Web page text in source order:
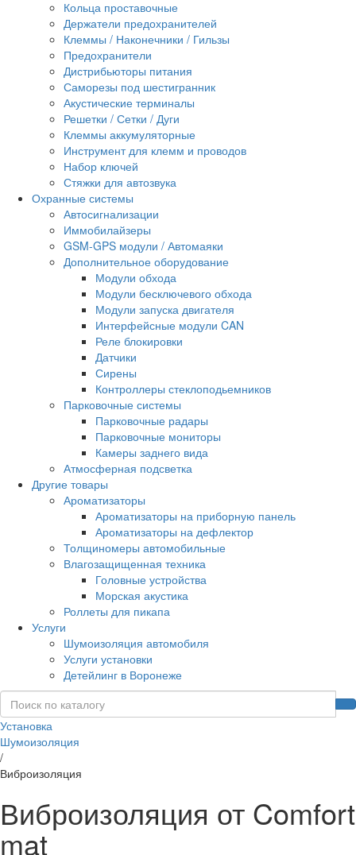
Кольца проставочные
Держатели предохранителей
Клеммы / Наконечники / Гильзы
Предохранители
Дистрибьюторы питания
Саморезы под шестигранник
Акустические терминалы
Решетки / Сетки / Дуги
Клеммы аккумуляторные
Инструмент для клемм и проводов
Набор ключей
Стяжки для автозвука
Охранные системы
Автосигнализации
Иммобилайзеры
GSM-GPS модули / Автомаяки
Дополнительное оборудование
Модули обхода
Модули бесключевого обхода
Модули запуска двигателя
Интерфейсные модули CAN
Реле блокировки
Датчики
Сирены
Контроллеры стеклоподьемников
Парковочные системы
Парковочные радары
Парковочные мониторы
Камеры заднего вида
Атмосферная подсветка
Другие товары
Ароматизаторы
Ароматизаторы на приборную панель
Ароматизаторы на дефлектор
Толщиномеры автомобильные
Влагозащищенная техника
Головные устройства
Морская акустика
Роллеты для пикапа
Услуги
Шумоизоляция автомобиля
Услуги установки
Детейлинг в Воронеже
Установка
Шумоизоляция
/
Виброизоляция
Виброизоляция от Comfort
mat